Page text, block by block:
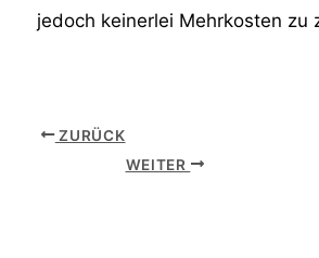
jedoch keinerlei Mehrkosten zu
ZURÜCK
WEITER